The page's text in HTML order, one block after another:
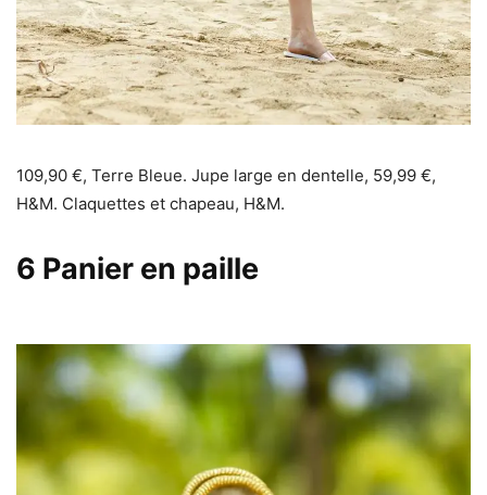
109,90 €, Terre Bleue. Jupe large en dentelle, 59,99 €,
H&M. Claquettes et chapeau, H&M.
6 Panier en paille